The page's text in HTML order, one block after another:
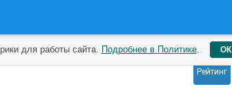
0
Рейтинг
для работы сайта. Подробнее в Политике. ОК